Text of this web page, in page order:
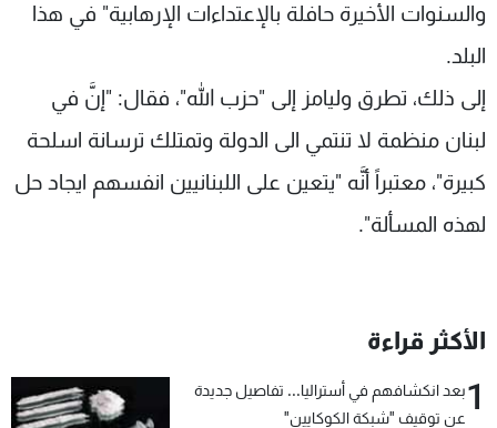
والسنوات الأخيرة حافلة بالإعتداءات الإرهابية" في هذا
البلد.
إلى ذلك، تطرق وليامز إلى "حزب الله"، فقال: "إنَّ في
لبنان منظمة لا تنتمي الى الدولة وتمتلك ترسانة اسلحة
كبيرة"، معتبراً أنَّه "يتعين على اللبنانيين انفسهم ايجاد حل
لهذه المسألة".
الأكثر قراءة
1بعد انكشافهم في أستراليا... تفاصيل جديدة
عن توقيف "شبكة الكوكايين"